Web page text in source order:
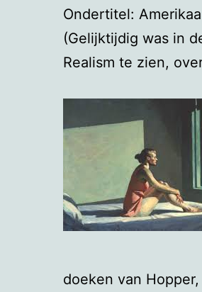
Ondertitel:
(Gelijktijdig was in
Realism te zien,
doeken van